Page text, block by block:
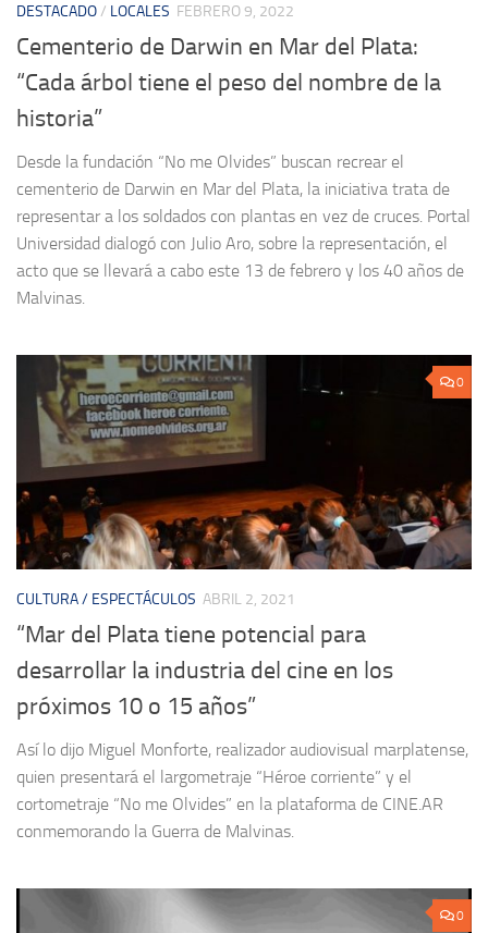
DESTACADO/ LOCALES FEBRERO 9, 2022
Cementerio de Darwin en Mar del Plata:
“Cada árbol tiene el peso del nombre de la
historia”
Desde la fundación “No me Olvides” buscan recrear el
cementerio de Darwin en Mar del Plata, la iniciativa trata de
representar a los soldados con plantas en vez de cruces. Portal
Universidad dialogó con Julio Aro, sobre la representación, el
acto que se llevará a cabo este 13 de febrero y los 40 años de
Malvinas.
0
CULTURA / ESPECTÁCULOS ABRIL 2, 2021
“Mar del Plata tiene potencial para
desarrollar la industria del cine en los
próximos 10 o 15 años”
Así lo dijo Miguel Monforte, realizador audiovisual marplatense,
quien presentará el largometraje “Héroe corriente” y el
cortometraje “No me Olvides” en la plataforma de CINE.AR
conmemorando la Guerra de Malvinas.
0